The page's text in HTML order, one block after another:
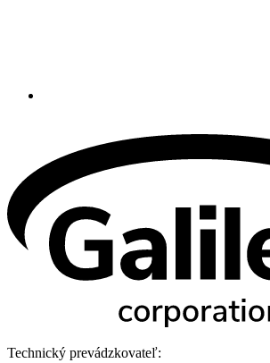
Technický prevádzkovateľ: